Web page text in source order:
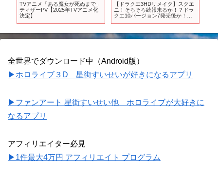
TVアニメ「ある魔女が死ぬまで」
ティザーPV【2025年TVアニメ化
決定】
【ドラクエ3HDリメイク】スクエ
ニ！そろそろ続報来るか！？ドラ
クエ10バージョン7発売後か！？3
全世界でダウンロード中（Android版）
▶ホロライブ３D 星街すいせいが好きになるアプリ
▶ファンアート 星街すいせい他 ホロライブが大好きに
なるアプリ
アフィリエイター必見
▶1件最大4万円 アフィリエイト プログラム